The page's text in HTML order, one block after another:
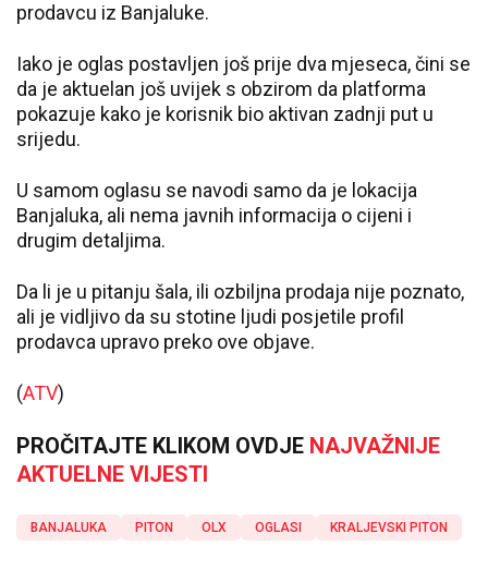
prodavcu iz Banjaluke.
Iako je oglas postavljen još prije dva mjeseca, čini se
da je aktuelan još uvijek s obzirom da platforma
pokazuje kako je korisnik bio aktivan zadnji put u
srijedu.
U samom oglasu se navodi samo da je lokacija
Banjaluka, ali nema javnih informacija o cijeni i
drugim detaljima.
Da li je u pitanju šala, ili ozbiljna prodaja nije poznato,
ali je vidljivo da su stotine ljudi posjetile profil
prodavca upravo preko ove objave.
(ATV)
PROČITAJTE KLIKOM OVDJE NAJVAŽNIJE
AKTUELNE VIJESTI
BANJALUKA PITON OLX OGLASI KRALJEVSKI PITON